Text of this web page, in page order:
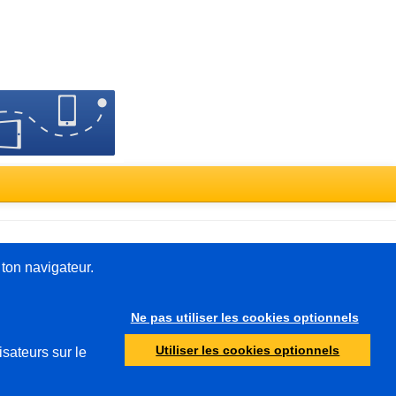
Protection de la jeunesse
navigateur.
sur le
Ne pas utiliser les cookies optionnels
Utiliser les cookies optionnels